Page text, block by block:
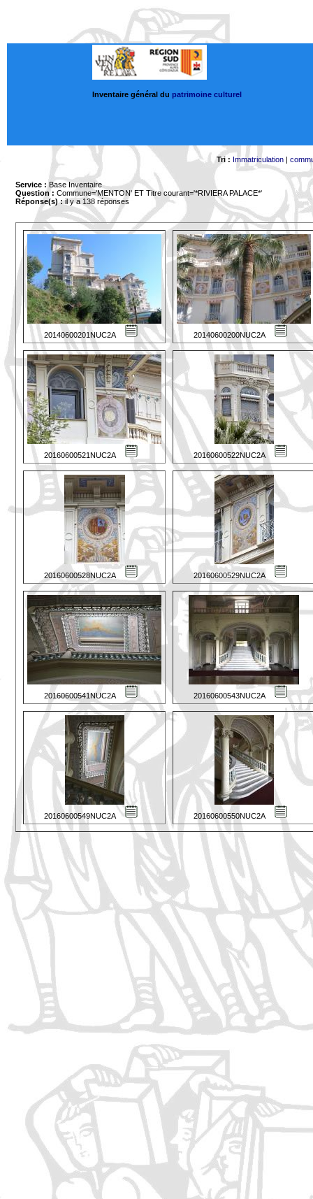
Inventaire général du patrimoine culturel
Tri : Immatriculation|
Service : Base Inventaire
Question : Commune='MENTON' ET Titre courant='*RIVIERA PALACE*'
Réponse(s) :il y a 138 réponses
20140600201NUC2A 20140600200NUC2A
20160600521NUC2A 20160600522NUC2A
20160600528NUC2A 20160600529NUC2A
20160600541NUC2A 20160600543NUC2A
20160600549NUC2A 20160600550NUC2A